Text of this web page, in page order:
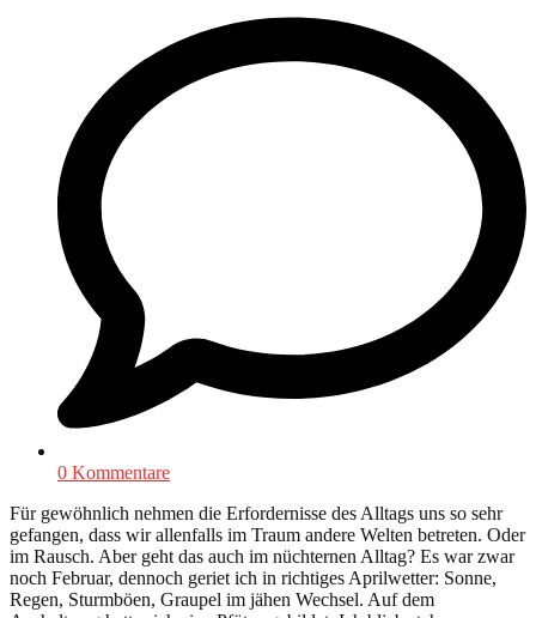
0 Kommentare
Für gewöhnlich nehmen die Erfordernisse des Alltags uns so sehr
gefangen, dass wir allenfalls im Traum andere Welten betreten. Oder
im Rausch. Aber geht das auch im nüchternen Alltag? Es war zwar
noch Februar, dennoch geriet ich in richtiges Aprilwetter: Sonne,
Regen, Sturmböen, Graupel im jähen Wechsel. Auf dem